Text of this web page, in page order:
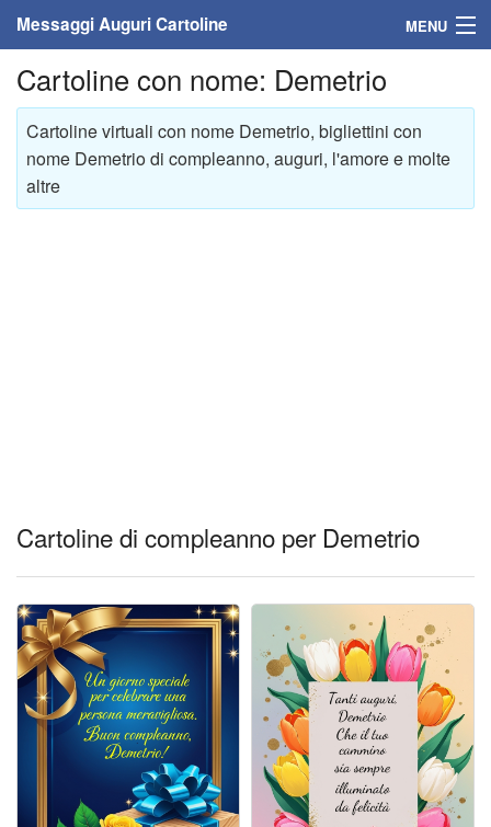
Messaggi Auguri Cartoline MENU
Home
Messaggi
Cartoline
Cartoline musicali
Cartoline animate
Accedi
Cartoline con nome: Demetrio
Cartoline virtuali con nome Demetrio, bigliettini con
nome Demetrio di compleanno, auguri, l'amore e molte
altre
Cartoline di compleanno per Demetrio